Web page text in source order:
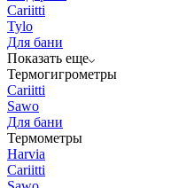
Cariitti
Tylo
Для бани
Показать еще
Термогигрометры
Cariitti
Sawo
Для бани
Термометры
Harvia
Cariitti